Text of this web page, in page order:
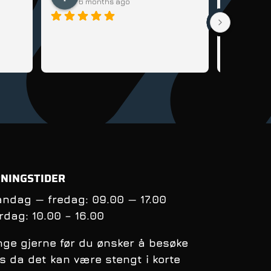
Veldig
— fredag: 09.00 — 17.00
10.00 – 16.00
gjerne før du ønsker å besøke
da det kan være stengt i korte